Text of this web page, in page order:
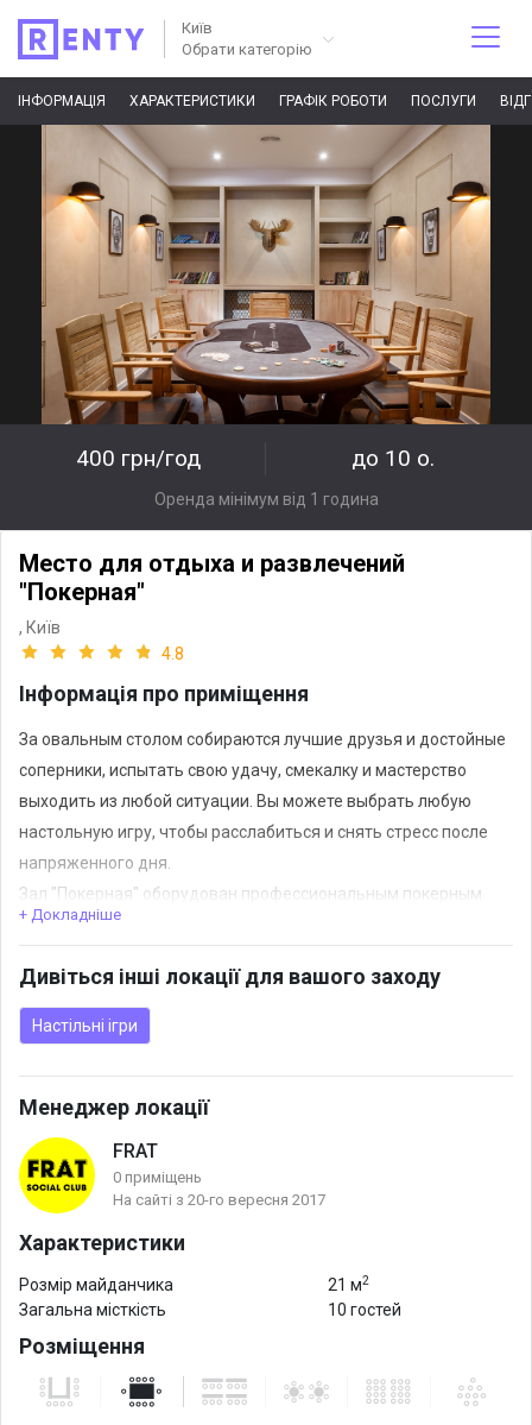
Київ
Обрати категорію
ІНФОРМАЦІЯ ХАРАКТЕРИСТИКИ ГРАФІК РОБОТИ ПОСЛУГИ
400 грн/год до 10 о.
Оренда мінімум від 1 година
Место для отдыха и развлечений
"Покерная"
, Київ
4.8
Інформація про приміщення
За овальным столом собираются лучшие друзья и достойные
соперники, испытать свою удачу, смекалку и мастерство
выходить из любой ситуации. Вы можете выбрать любую
настольную игру, чтобы расслабиться и снять стресс после
напряженного дня.
Зал "Покерная" оборудован профессиональным покерным
столом для различных настольных игр.
+ Докладніше
Дивіться інші локації для вашого заходу
Настільні ігри
Менеджер локації
FRAT
0 приміщень
На сайті з 20-го вересня 2017
Характеристики
Розмір майданчика 21 м2
Загальна місткість 10 гостей
Розміщення